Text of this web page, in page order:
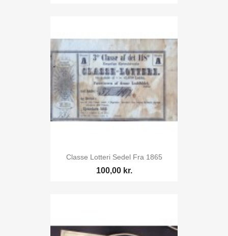
Classe Lotteri Sedel Fra 1865
100,00 kr.